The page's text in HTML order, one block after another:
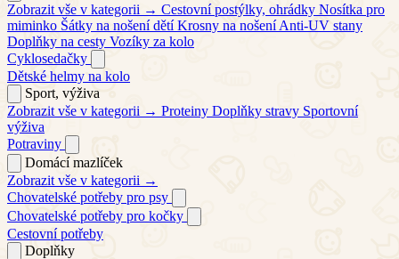
Zobrazit vše v kategorii → Cestovní postýlky, ohrádky Nosítka pro
miminko Šátky na nošení dětí Krosny na nošení Anti-UV stany
Doplňky na cesty Vozíky za kolo
Cyklosedačky
Dětské helmy na kolo
Sport, výživa
Zobrazit vše v kategorii → Proteiny Doplňky stravy Sportovní
výživa
Potraviny
Domácí mazlíček
Zobrazit vše v kategorii →
Chovatelské potřeby pro psy
Chovatelské potřeby pro kočky
Cestovní potřeby
Doplňky